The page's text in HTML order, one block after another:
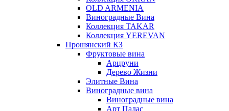
OLD ARMENIA
Виноградные Вина
Коллекция TAKAR
Коллекция YEREVAN
Прошянский КЗ
Фруктовые вина
Арцруни
Дерево Жизни
Элитные Вина
Виноградные вина
Виноградные вина
Арт Палас